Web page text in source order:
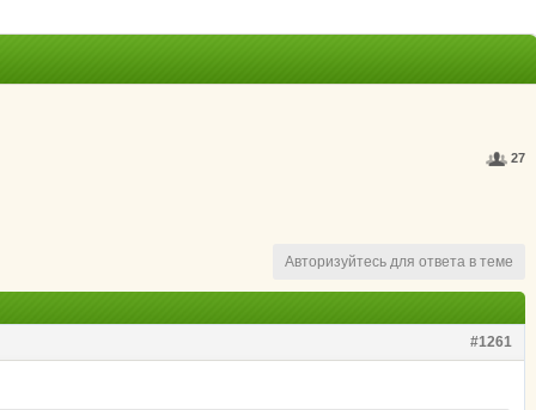
27
Авторизуйтесь для ответа в теме
#1261